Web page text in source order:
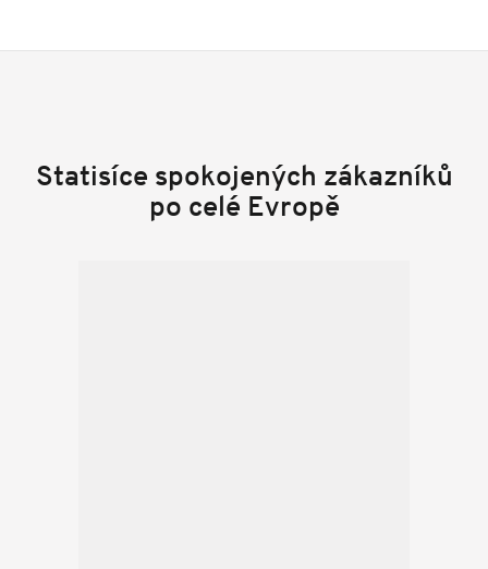
Statisíce spokojených zákazníků
po celé Evropě